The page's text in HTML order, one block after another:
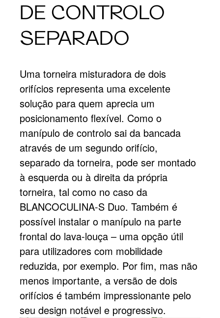
DE CONTROLO
SEPARADO
Uma torneira misturadora de dois
orifícios representa uma excelente
solução para quem aprecia um
posicionamento flexível. Como o
manípulo de controlo sai da bancada
através de um segundo orifício,
separado da torneira, pode ser montado
à esquerda ou à direita da própria
torneira, tal como no caso da
BLANCOCULINA-S Duo. Também é
possível instalar o manípulo na parte
frontal do lava-louça – uma opção útil
para utilizadores com mobilidade
reduzida, por exemplo. Por fim, mas não
menos importante, a versão de dois
orifícios é também impressionante pelo
seu design notável e progressivo.